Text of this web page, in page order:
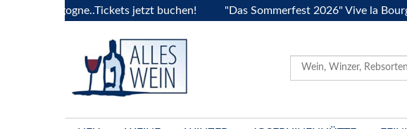
Bourgogne..Tickets jetzt buchen! "Das Sommerfest 2026" Vive la